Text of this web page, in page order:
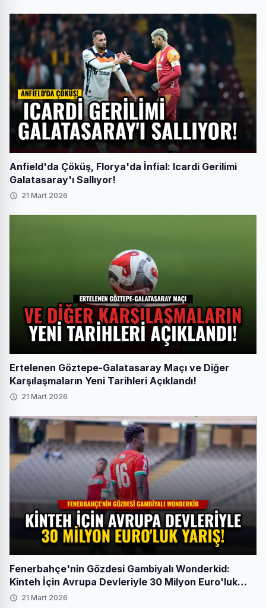
Anfield'da Çöküş, Florya'da İnfial: Icardi Gerilimi
Galatasaray'ı Sallıyor!
21 Mart 2026
Ertelenen Göztepe-Galatasaray Maçı ve Diğer
Karşılaşmaların Yeni Tarihleri Açıklandı!
21 Mart 2026
Fenerbahçe'nin Gözdesi Gambiyalı Wonderkid:
Kinteh İçin Avrupa Devleriyle 30 Milyon Euro'luk
Yarış!
21 Mart 2026